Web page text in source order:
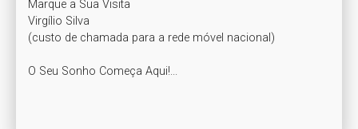
Marque a Sua Visita
Virgílio Silva
(custo de chamada para a rede móvel nacional)
O Seu Sonho Começa Aqui!...